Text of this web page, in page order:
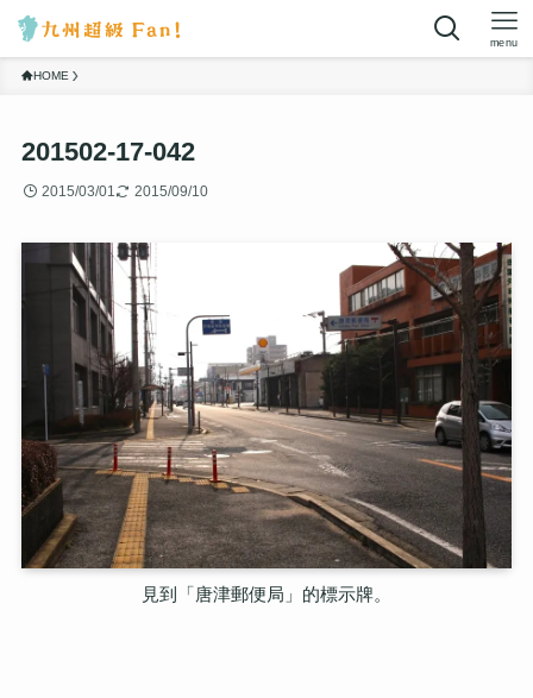
menu
HOME
201502-17-042
2015/03/01 2015/09/10
見到「唐津郵便局」的標示牌。